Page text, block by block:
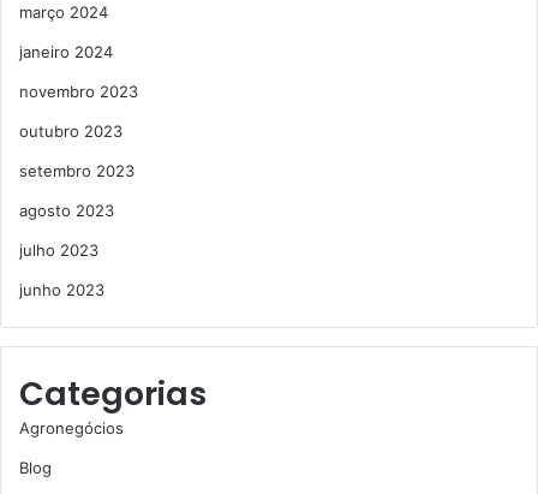
março 2024
janeiro 2024
novembro 2023
outubro 2023
setembro 2023
agosto 2023
julho 2023
junho 2023
Categorias
Agronegócios
Blog